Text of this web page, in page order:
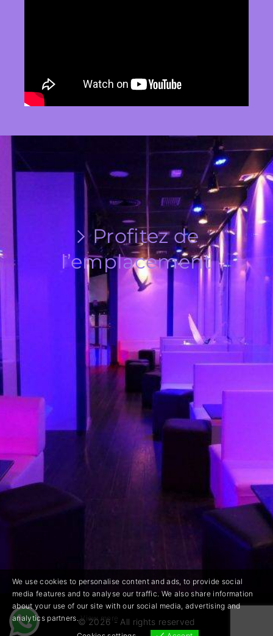
Profitez de
l’emplacement
©2026- All rights reserved
We use cookies to personalise content and ads, to provide social
media features and to analyse our traffic. We also share information
about your use of our site with our social media, advertising and
analytics partners.View more